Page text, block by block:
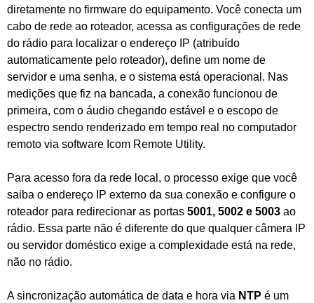
diretamente no firmware do equipamento. Você conecta um
cabo de rede ao roteador, acessa as configurações de rede
do rádio para localizar o endereço IP (atribuído
automaticamente pelo roteador), define um nome de
servidor e uma senha, e o sistema está operacional. Nas
medições que fiz na bancada, a conexão funcionou de
primeira, com o áudio chegando estável e o escopo de
espectro sendo renderizado em tempo real no computador
remoto via software Icom Remote Utility.
Para acesso fora da rede local, o processo exige que você
saiba o endereço IP externo da sua conexão e configure o
roteador para redirecionar as portas 5001, 5002 e 5003 ao
rádio. Essa parte não é diferente do que qualquer câmera IP
ou servidor doméstico exige a complexidade está na rede,
não no rádio.
A sincronização automática de data e hora via NTP é um